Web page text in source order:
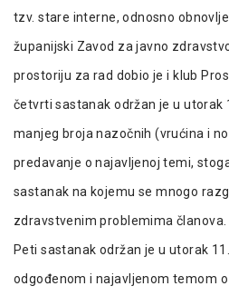
tzv. stare interne, odnosno
županijski Zavod za javno
prostoriju za rad dobio je i klub
četvrti sastanak održan je u utorak
manjeg broja nazočnih (vrućina i
predavanje o najavljenoj temi,
sastanak na kojemu se mnogo
zdravstvenim problemima članova.
Peti sastanak održan je u utorak
odgođenom i najavljenom temom